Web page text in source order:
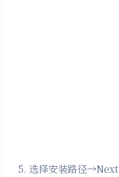
5. 选择安装路径→Next